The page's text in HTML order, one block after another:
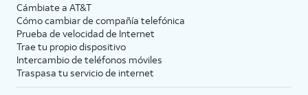
Cámbiate a AT&T
Cómo cambiar de compañía telefónica
Prueba de velocidad de Internet
Trae tu propio dispositivo
Intercambio de teléfonos móviles
Traspasa tu servicio de internet